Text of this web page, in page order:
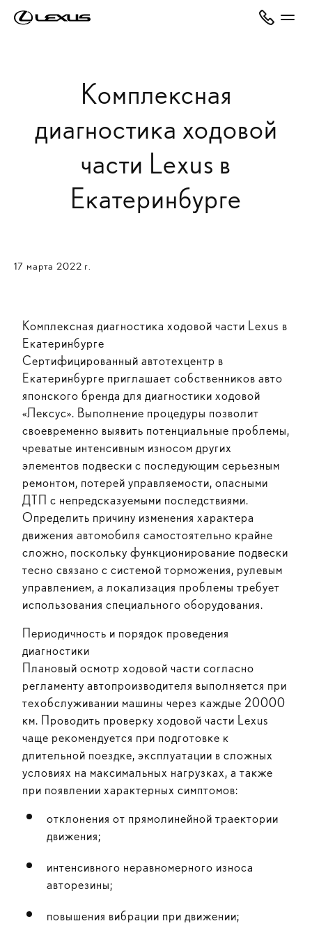
Комплексная
диагностика ходовой
части Lexus в
Екатеринбурге
17 марта 2022 г.
Комплексная диагностика ходовой части Lexus в
Екатеринбурге
Сертифицированный автотехцентр в
Екатеринбурге приглашает собственников авто
японского бренда для диагностики ходовой
«Лексус». Выполнение процедуры позволит
своевременно выявить потенциальные проблемы,
чреватые интенсивным износом других
элементов подвески с последующим серьезным
ремонтом, потерей управляемости, опасными
ДТП с непредсказуемыми последствиями.
Определить причину изменения характера
движения автомобиля самостоятельно крайне
сложно, поскольку функционирование подвески
тесно связано с системой торможения, рулевым
управлением, а локализация проблемы требует
использования специального оборудования.
Периодичность и порядок проведения
диагностики
Плановый осмотр ходовой части согласно
регламенту автопроизводителя выполняется при
техобслуживании машины через каждые 20000
км. Проводить проверку ходовой части Lexus
чаще рекомендуется при подготовке к
длительной поездке, эксплуатации в сложных
условиях на максимальных нагрузках, а также
при появлении характерных симптомов:
отклонения от прямолинейной траектории
движения;
интенсивного неравномерного износа
авторезины;
повышения вибрации при движении;